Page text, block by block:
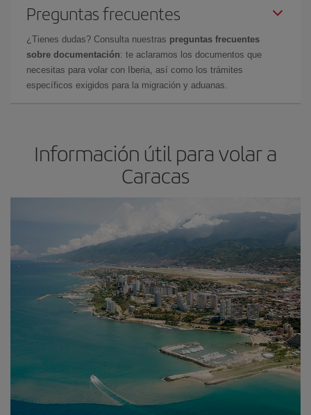
Preguntas frecuentes
¿Tienes dudas? Consulta nuestras preguntas frecuentes
sobre documentación: te aclaramos los documentos que
necesitas para volar con Iberia, así como los trámites
específicos exigidos para la migración y aduanas.
Información útil para volar a
Caracas